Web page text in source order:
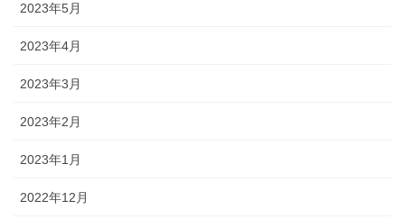
2023年5月
2023年4月
2023年3月
2023年2月
2023年1月
2022年12月